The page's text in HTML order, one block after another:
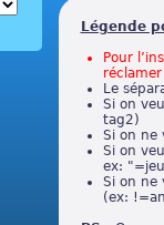
Légende
Pour
Le
Si on
tag2)
Si on ne
Si on
ex:
Si on ne
(ex: